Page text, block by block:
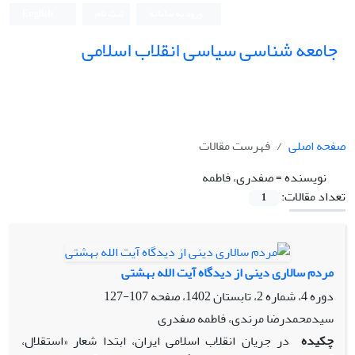
جامعه شناسی سیاسی انقلاب اسلامی
صفحه اصلی
فهرست مقالات
نویسنده =صفدری، فاطمه
تعداد مقالات:
1
مردم سالاری دینی از دیدگاه آیت الله بهشتی
دوره 4، شماره 2، تابستان 1402، صفحه
107-127
سیدمحمدرضا مرندی، فاطمه صفدری
چکیده در جریان انقلاب اسلامی ایران، ابتدا شعار «استقلال،